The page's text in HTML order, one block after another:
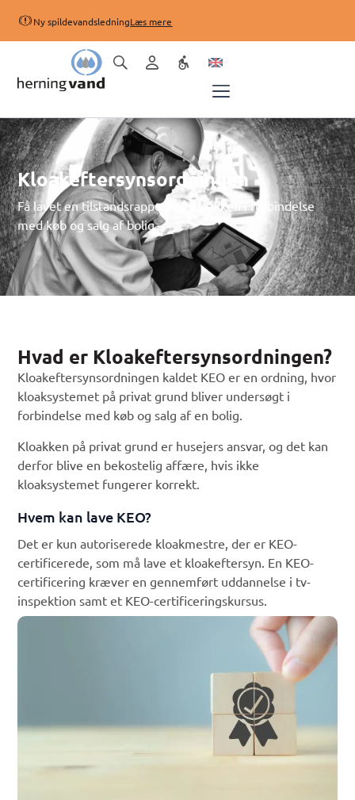
Ny spildevandsledningLæs mere
Kloakeftersynsordningen
Få lavet en tilstandsrapport på kloakken i forbindelse
med køb og salg af bolig.
Hvad er Kloakeftersynsordningen?
Kloakeftersynsordningen kaldet KEO er en ordning, hvor
kloaksystemet på privat grund bliver undersøgt i
forbindelse med køb og salg af en bolig.
Kloakken på privat grund er husejers ansvar, og det kan
derfor blive en bekostelig affære, hvis ikke
kloaksystemet fungerer korrekt.
Hvem kan lave KEO?
Det er kun autoriserede kloakmestre, der er KEO-
certificerede, som må lave et kloakeftersyn. En KEO-
certificering kræver en gennemført uddannelse i tv-
inspektion samt et KEO-certificeringskursus.